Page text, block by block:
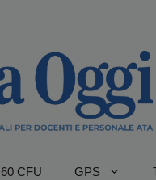
60 CFU GPS